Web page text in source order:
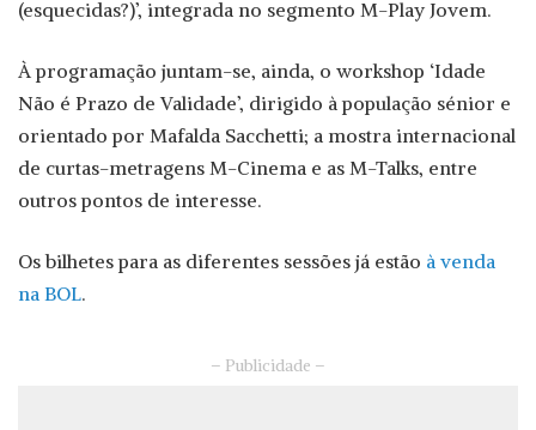
(esquecidas?)’, integrada no segmento M-Play Jovem.
À programação juntam-se, ainda, o workshop ‘Idade
Não é Prazo de Validade’, dirigido à população sénior e
orientado por Mafalda Sacchetti; a mostra internacional
de curtas-metragens M-Cinema e as M-Talks, entre
outros pontos de interesse.
Os bilhetes para as diferentes sessões já estão à venda
na BOL.
– Publicidade –